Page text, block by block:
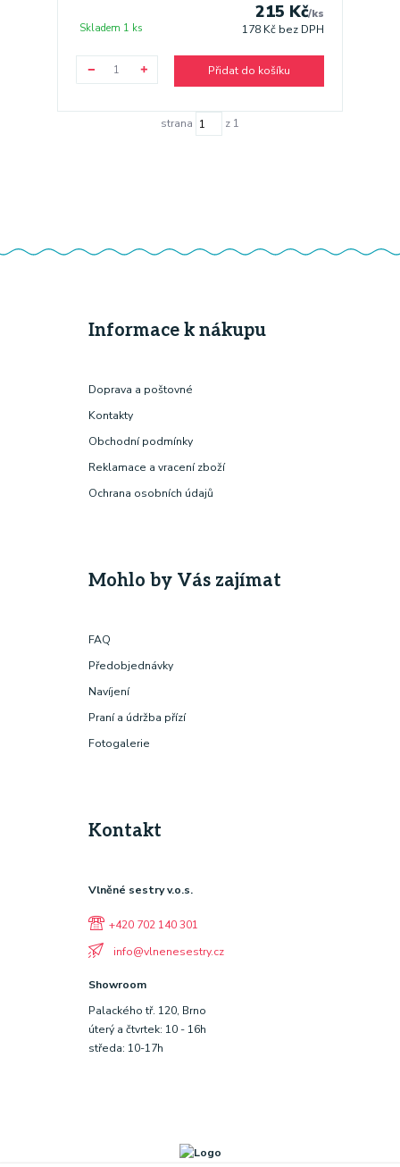
215 Kč/ks
178 Kč bez DPH
Skladem 1 ks
Přidat do košíku
strana z 1
Informace k nákupu
Doprava a poštovné
Kontakty
Obchodní podmínky
Reklamace a vracení zboží
Ochrana osobních údajů
Mohlo by Vás zajímat
FAQ
Předobjednávky
Navíjení
Praní a údržba přízí
Fotogalerie
Kontakt
Vlněné sestry v.o.s.
+420 702 140 301
info@vlnenesestry.cz
Showroom
Palackého tř. 120, Brno
úterý a čtvrtek: 10 - 16h
středa: 10-17h